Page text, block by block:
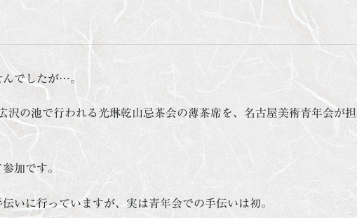
でしたが…。
沢の池で行われる光琳乾山忌茶会の薄茶席を、名古屋美術青年会が担
加です。
いに行っていますが、実は青年会での手伝いは初。